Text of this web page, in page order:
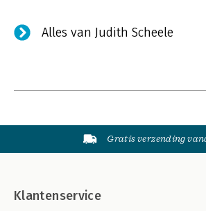
Alles van Judith Scheele
Gratis verzending
Klantenservice